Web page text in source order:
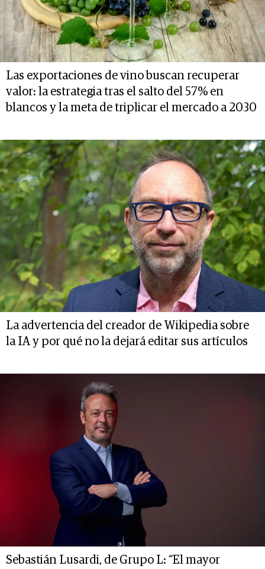
Las exportaciones de vino buscan recuperar
valor: la estrategia tras el salto del 57% en
blancos y la meta de triplicar el mercado a 2030
La advertencia del creador de Wikipedia sobre
la IA y por qué no la dejará editar sus artículos
Sebastián Lusardi, de Grupo L: “El mayor